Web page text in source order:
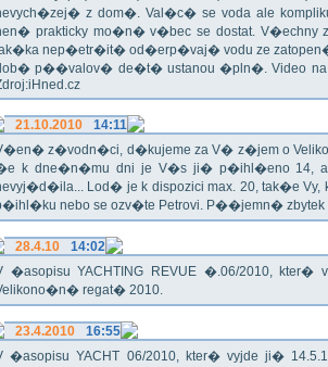
z dom�. Val�c� se voda ale
prakticky mo�n� v�bec se dostat. V�echny
nep�etr�it� od�erp�vaj� vodu ze
p��valov� de�t� ustanou �pln�. Video na
21.10.2010
14:11
z�vodn�ci, d�kujeme za V� z�jem o
k dne�n�mu dni je V�s ji� p�ihl�eno 14,
Lod� je k dispozici max. 20, tak�e
nebo se ozv�te Petrovi. P��jemn� zbytek
28.4.10
14:02
�asopisu YACHTING REVUE �.06/2010,
regat� 2010.
23.4.2010
16:55
�asopisu YACHT 06/2010, kter� vyjde ji�